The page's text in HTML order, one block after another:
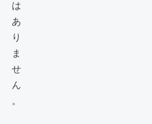
は
あ
り
ま
せ
ん
。